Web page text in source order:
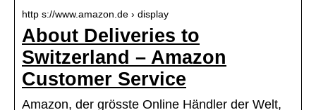
http s://www.amazon.de › display
About Deliveries to
Switzerland – Amazon
Customer Service
Amazon, der grösste Online Händler der Welt,